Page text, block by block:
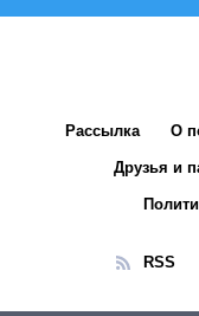
Рассылка О
Друзья и
RSS